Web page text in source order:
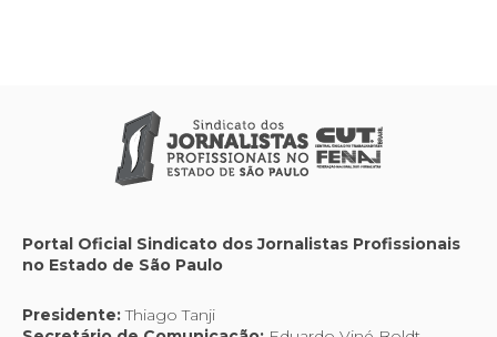
Portal Oficial Sindicato dos Jornalistas Profissionais
no Estado de São Paulo
Presidente:Thiago Tanji